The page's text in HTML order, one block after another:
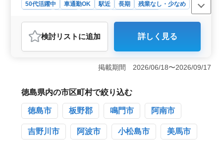
50代活躍中 車通勤OK 駅近 長期
残業なし・少なめ
おすすめポイント
＜ベテラン経験者を歓迎する環境＞ この求人では、診
療報酬請求業務の経験がある方を歓迎しており、ベテラ
ンの方に最適な環境です。年数は問わないため、長く医
療事務に携わってきた方もブランクがある方も、これま
通勤が快適＞ 蔵本駅から徒歩圏内にあるため、電車通
能で、通勤手当も実費支給されるため、通勤時のストレ
スを最小限に抑えられます。 ＜福利厚生と賞与が充
実した安心の職場＞ この職場では、年2回の賞与があ
り、前年度実績で計3.1ヶ月分が支給されます。また、育
検討リスト に追加 詳しく見る
掲載期間 2026/06/18〜2026/09/17
徳島県内の市区町村で絞り込む
徳島市 板野郡 鳴門市 阿南市
吉野川市 阿波市 小松島市 美馬市